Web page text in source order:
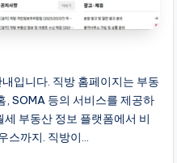
입니다. 직방 홈페이지는 부동
, SOMA 등의 서비스를 제공하
부동산 정보 플랫폼에서 비
스까지. 직방이…